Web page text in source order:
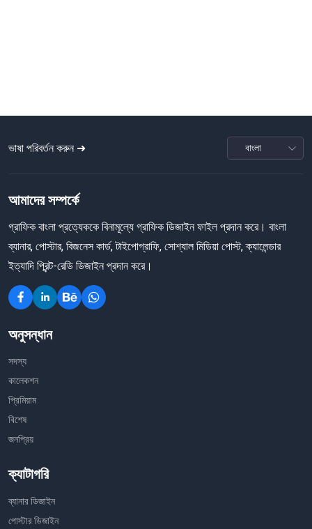
ভাষা পরিবর্তন করুন ➜
আমাদের সম্পর্কে
গ্রাফিক বাংলা প্রত্যেককে বিনামূল্যে গ্রাফিক ডিজাইন ফাইল প্রদান করে। বাংলা
ব্যানার, পোস্টার, বিজনেস কার্ড, টাইপোগ্রাফি, সোশ্যাল মিডিয়া পোস্ট, ক্যালেন্ডার
ইত্যাদি প্রিন্ট-রেডি ডিজাইন প্রদান করে।
অনুসন্ধান
সদস্য
কালেকশন
প্রিমিয়াম
বিশেষ
জনপ্রিয়
ক্যাটাগরি
ব্যানার ডিজাইন
পোস্টার ডিজাইন